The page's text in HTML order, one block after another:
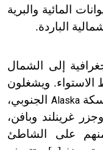
المائية والبرية
الباردة.
إلى الشمال
خط الاستواء. ويشغلون
Alaska الجنوبي،
غرينلند وبافن،
على الشاطئ